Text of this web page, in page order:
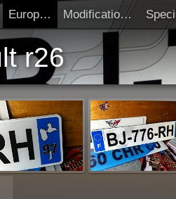
Europeen Modification SIV
r26
Démarrer